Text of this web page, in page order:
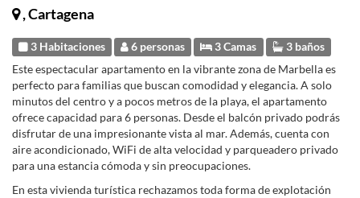
, Cartagena
3 Habitaciones 6 personas 3 Camas 3 baños
Este espectacular apartamento en la vibrante zona de Marbella es
perfecto para familias que buscan comodidad y elegancia. A solo
minutos del centro y a pocos metros de la playa, el apartamento
ofrece capacidad para 6 personas. Desde el balcón privado podrás
disfrutar de una impresionante vista al mar. Además, cuenta con
aire acondicionado, WiFi de alta velocidad y parqueadero privado
para una estancia cómoda y sin preocupaciones.
En esta vivienda turística rechazamos toda forma de explotación